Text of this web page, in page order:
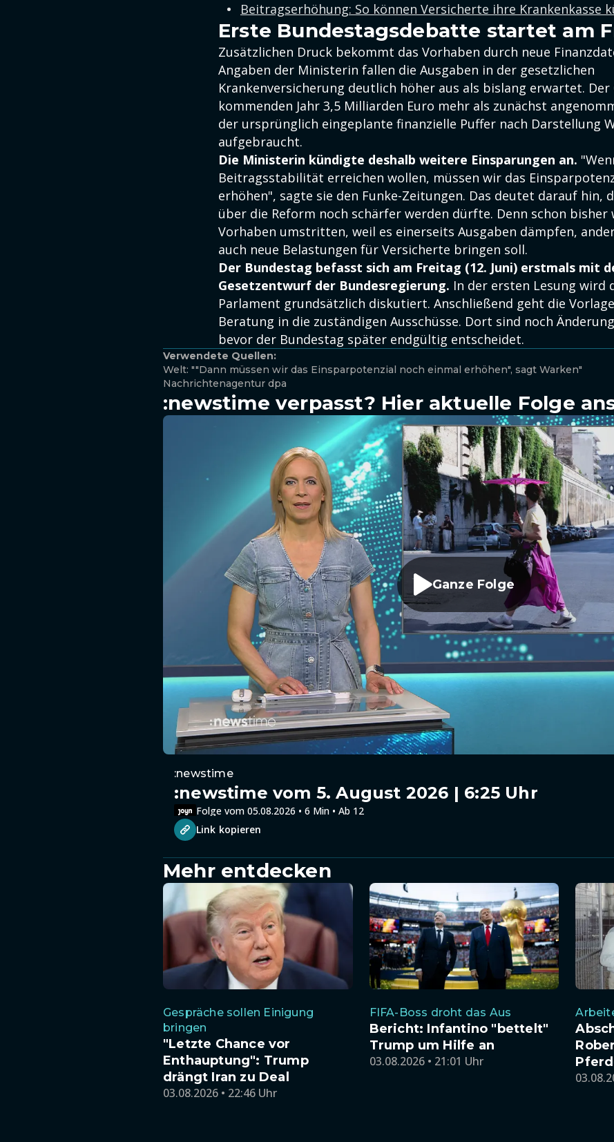
Beitragserhöhung: So können Versicherte ihre Krankenkasse
Erste Bundestagsdebatte startet am
Zusätzlichen Druck bekommt das Vorhaben durch neue
Angaben der Ministerin fallen die Ausgaben in der gesetzlichen
Krankenversicherung deutlich höher aus als bislang erwartet. Der
kommenden Jahr 3,5 Milliarden Euro mehr als zunächst
der ursprünglich eingeplante finanzielle Puffer nach Darstellung
aufgebraucht.
Die Ministerin kündigte deshalb weitere Einsparungen an.
Beitragsstabilität erreichen wollen, müssen wir das
erhöhen", sagte sie den Funke-Zeitungen. Das deutet darauf hin,
über die Reform noch schärfer werden dürfte. Denn schon bisher
Vorhaben umstritten, weil es einerseits Ausgaben dämpfen,
auch neue Belastungen für Versicherte bringen soll.
Der Bundestag befasst sich am Freitag (12. Juni) erstmals mit
Gesetzentwurf der Bundesregierung. In der ersten Lesung wird
Parlament grundsätzlich diskutiert. Anschließend geht die
Beratung in die zuständigen Ausschüsse. Dort sind noch
bevor der Bundestag später endgültig entscheidet.
Verwendete Quellen:
Welt: ""Dann müssen wir das Einsparpotenzial noch einmal erhöhen", sagt Warken"
Nachrichtenagentur dpa
:newstime verpasst? Hier aktuelle Folge
Ganze Folge
:newstime
:newstime vom 5. August 2026 | 6:25 Uhr
Folge vom 05.08.2026 • 6 Min • Ab 12
Link kopieren
Mehr entdecken
Gespräche sollen Einigung
bringen
"Letzte Chance vor
Enthauptung": Trump
drängt Iran zu Deal
03.08.2026 • 22:46 Uhr
FIFA-Boss droht das Aus
Bericht: Infantino "bettelt"
Trump um Hilfe an
03.08.2026 • 21:01 Uhr